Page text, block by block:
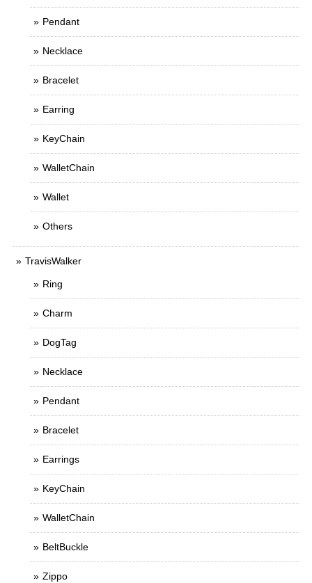
Pendant
Necklace
Bracelet
Earring
KeyChain
WalletChain
Wallet
Others
TravisWalker
Ring
Charm
DogTag
Necklace
Pendant
Bracelet
Earrings
KeyChain
WalletChain
BeltBuckle
Zippo